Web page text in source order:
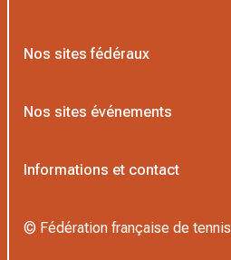
Nos sites fédéraux
L’Institut Formation Tennis
Nos sites événements
Informations et contact
© Fédération française de tennis